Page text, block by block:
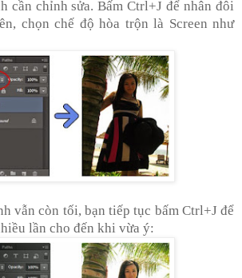
cần chỉnh sửa. Bấm Ctrl+J để nhân đôi
chọn chế độ hòa trộn là Screen như
vẫn còn tối, bạn tiếp tục bấm Ctrl+J để
lần cho đến khi vừa ý: